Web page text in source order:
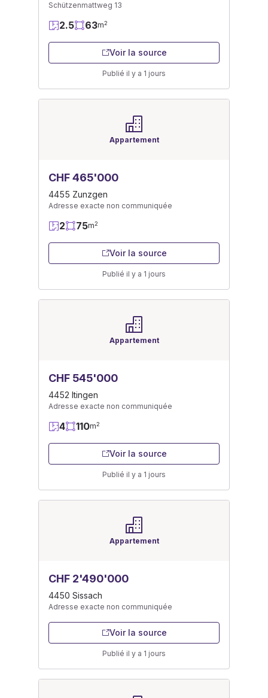
Schützenmattweg 13
2.5 63m2
Voir la source
Publié il y a 1 jours
Appartement
CHF 465'000
4455 Zunzgen
Adresse exacte non communiquée
2 75m2
Voir la source
Publié il y a 1 jours
Appartement
CHF 545'000
4452 Itingen
Adresse exacte non communiquée
4 110m2
Voir la source
Publié il y a 1 jours
Appartement
CHF 2'490'000
4450 Sissach
Adresse exacte non communiquée
Voir la source
Publié il y a 1 jours